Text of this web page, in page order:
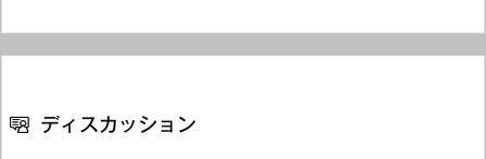
ディスカッション